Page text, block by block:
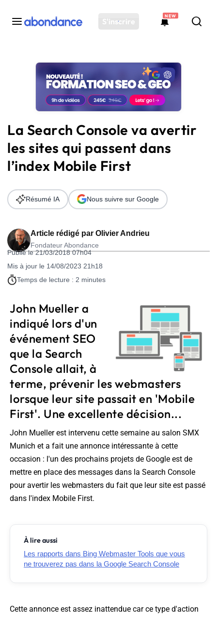
S'inscrire
NEW
Toutes les actus
Actus SEO
Plateforme
Solutions
Ressources
Audit SEO
La Search Console va avertir
les sites qui passent dans
l’index Mobile First
Article rédigé par Olivier Andrieu
Fondateur Abondance
Publié le 21/03/2018 07h04
Mis à jour le 14/08/2023 21h18
Temps de lecture : 2 minutes
Résumé IA Nous suivre sur Google
John Mueller a
indiqué lors d'un
événement SEO
que la Search
Console allait, à
terme, prévenir les webmasters
lorsque leur site passait en 'Mobile
First'. Une excellente décision...
John Mueller est intervenu cette semaine au salon SMX
Munich et a fait une annonce intéressante à cette
occasion : l'un des prochains projets de Google est de
mettre en place des messages dans la Search Console
pour avertir les webmasters du fait que leur site est passé
dans l'index Mobile First.
À lire aussi
Les rapports dans Bing Webmaster Tools que vous
ne trouverez pas dans la Google Search Console
Cette annonce est assez inattendue car ce type d'action